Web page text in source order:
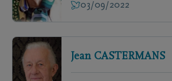
03/09/2022
Jean CASTERMANS